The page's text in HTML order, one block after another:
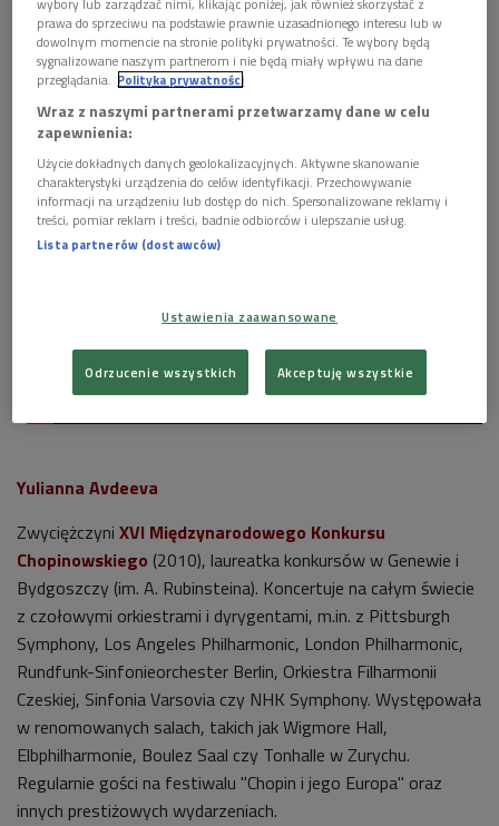
w licznych czasopismach naukowych. Współpracował z
festiwalami operowymi w Glyndebourne i Wexford, regularnie
prowadzi wykłady i jest autorem wielu tekstów
Yulianna Avdeeva
Zwyciężczyni XVI Międzynarodowego Konkursu
Chopinowskiego (2010), laureatka konkursów w Genewie i
Bydgoszczy (im. A. Rubinsteina). Koncertuje na całym świecie
z czołowymi orkiestrami i dyrygentami, m.in. z Pittsburgh
Symphony, Los Angeles Philharmonic, London Philharmonic,
Rundfunk-Sinfonieorchester Berlin, Orkiestra Filharmonii
Czeskiej, Sinfonia Varsovia czy NHK Symphony. Występowała
w renomowanych salach, takich jak Wigmore Hall,
Elbphilharmonie, Boulez Saal czy Tonhalle w Zurychu.
Regularnie gości na festiwalu "Chopin i jego Europa" oraz
innych prestiżowych wydarzeniach.
wybory lub zarządzać nimi, klikając poniżej, jak również skorzystać z
prawa do sprzeciwu na podstawie prawnie uzasadnionego interesu lub w
dowolnym momencie na stronie polityki prywatności. Te wybory będą
sygnalizowane naszym partnerom i nie będą miały wpływu na dane
przeglądania. Polityka prywatności
Wraz z naszymi partnerami przetwarzamy dane w celu
zapewnienia:
Użycie dokładnych danych geolokalizacyjnych. Aktywne skanowanie
charakterystyki urządzenia do celów identyfikacji. Przechowywanie
informacji na urządzeniu lub dostęp do nich. Spersonalizowane reklamy i
treści, pomiar reklam i treści, badnie odbiorców i ulepszanie usług.
Lista partnerów (dostawców)
Ustawienia zaawansowane
Odrzucenie wszystkich Akceptuję wszystkie